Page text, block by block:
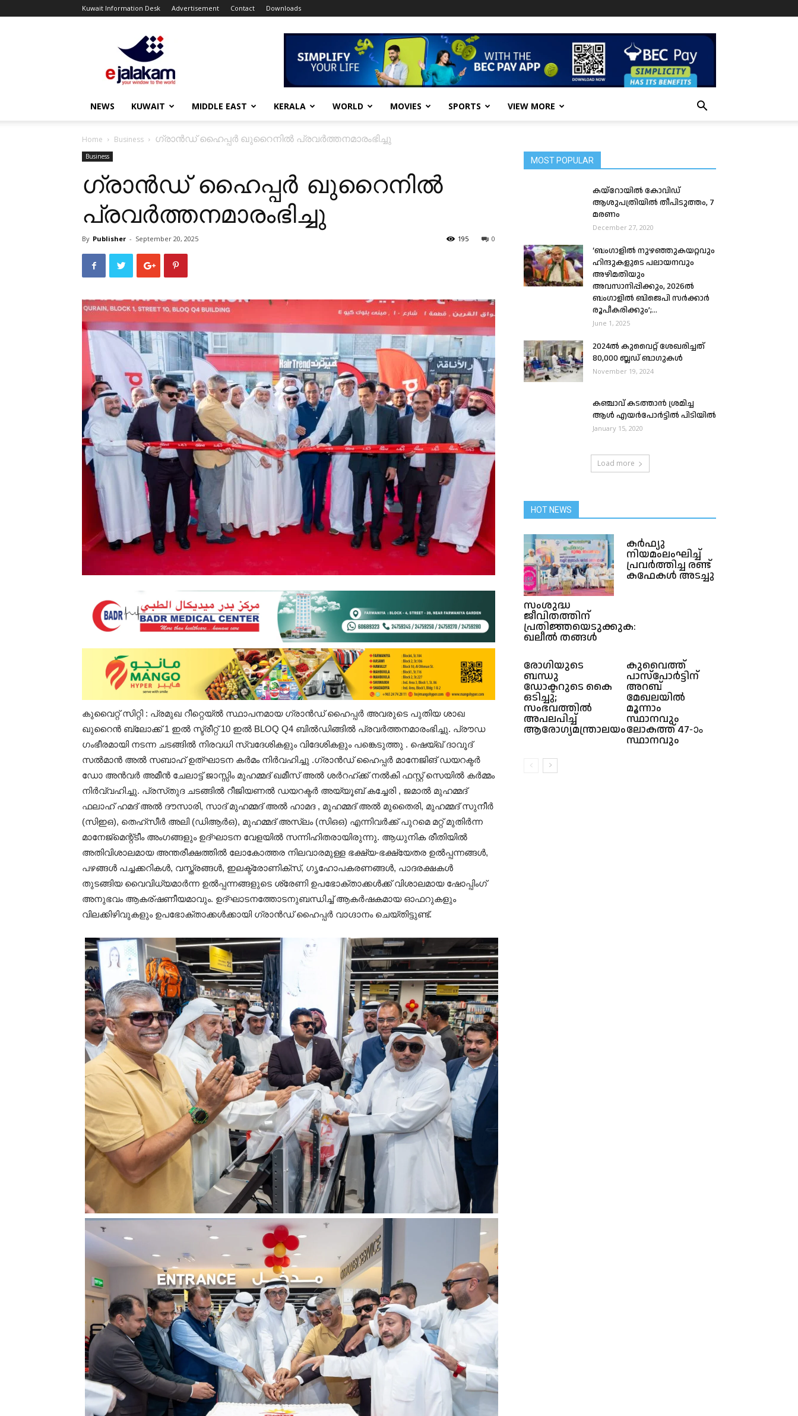
Kuwait Information Desk Advertisement Contact Downloads
ejalakam
NEWS KUWAIT MIDDLE EAST KERALA WORLD MOVIES SPORTS VIEW MORE
Home Business ഗ്രാൻഡ് ഹൈപ്പർ ഖുറൈനിൽ പ്രവർത്തനമാരംഭിച്ചു
Business
ഗ്രാൻഡ് ഹൈപ്പർ ഖുറൈനിൽ
പ്രവർത്തനമാരംഭിച്ചു
By Publisher - September 20, 2025 0
195
കുവൈറ്റ്‌ സിറ്റി : പ്രമുഖ റീറ്റെയ്ൽ സ്ഥാപനമായ ഗ്രാൻഡ് ഹൈപ്പർ അവരുടെ പുതിയ ശാഖ
ഖുറൈൻ ബ്ലോക്ക് 1 ഇൽ സ്ട്രീറ്റ് 10 ഇൽ BLOQ Q4 ബിൽഡിങ്ങിൽ പ്രവർത്തനമാരംഭിച്ചു. പ്രൗഡ
ഗംഭീരമായി നടന്ന ചടങ്ങിൽ നിരവധി സ്വദേശികളും വിദേശികളും പങ്കെടുത്തു . ഷെയ്ഖ് ദാവൂദ്
സൽമാൻ അൽ സബാഹ് ഉത്ഘാടന കർമം നിർവഹിച്ചു .ഗ്രാൻഡ് ഹൈപ്പർ മാനേജിങ് ഡയറക്ടർ
ഡോ അൻവർ അമീൻ ചേലാട്ട് ജാസ്സിം മുഹമ്മദ് ഖമീസ് അൽ ശർറഹ്‌ക്ക് നൽകി ഫസ്റ്റ് സെയിൽ കർമ്മം
നിർവ്വഹിച്ചു. പ്രസ്‌തുദ ചടങ്ങിൽ റീജിയണൽ ഡയറക്ടർ അയ്യൂബ് കച്ചേരി , ജമാൽ മുഹമ്മദ്
ഫലാഹ് ഹമദ് അൽ ദൗസാരി, സാദ് മുഹമ്മദ് അൽ ഹാമദ , മുഹമ്മദ് അൽ മുതൈരി, മുഹമ്മദ് സുനീർ
(സിഇഒ), തെഹ്‌സീർ അലി (ഡിആർഒ), മുഹമ്മദ് അസ്ലം (സിഒഒ) എന്നിവർക്ക് പുറമെ മറ്റ് മുതിർന്ന
മാനേജ്‍മെന്റ്ടീം അംഗങ്ങളും ഉദ്‌ഘാടന വേളയിൽ സന്നിഹിതരായിരുന്നു. ആധുനിക രീതിയിൽ
അതിവിശാലമായ അന്തരീക്ഷത്തിൽ ലോകോത്തര നിലവാരമുള്ള ഭക്ഷ്യ-ഭക്ഷ്യേതര ഉൽപ്പന്നങ്ങൾ,
പഴങ്ങൾ പച്ചക്കറികൾ, വസ്ത്രങ്ങൾ, ഇലക്ട്രോണിക്സ്, ഗൃഹോപകരണങ്ങൾ, പാദരക്ഷകൾ
തുടങ്ങിയ വൈവിധ്യമാർന്ന ഉൽപ്പന്നങ്ങളുടെ ശ്രേണി ഉപഭോക്താക്കൾക്ക് വിശാലമായ ഷോപ്പിംഗ്
അനുഭവം ആകര്ഷണീയമാവും. ഉദ്ഘാടനത്തോടനുബന്ധിച്ച് ആകർഷകമായ ഓഫറുകളും
വിലക്കിഴിവുകളും ഉപഭോക്താക്കൾക്കായി ഗ്രാൻഡ് ഹൈപ്പർ വാഗ്ദാനം ചെയ്തിട്ടുണ്ട്.
MOST POPULAR
ക​യ്റോ​യി​ൽ കോവിഡ്
ആശുപത്രിയിൽ തീപിടുത്തം, 7
മരണം
December 27, 2020
‘ബംഗാളിൽ നുഴഞ്ഞുകയറ്റവും
ഹിന്ദുകളുടെ പലായനവും
അഴിമതിയും
അവസാനിപ്പിക്കും, 2026ൽ
ബംഗാളിൽ ബിജെപി സർക്കാർ
രൂപീകരിക്കും’;...
June 1, 2025
2024ൽ കുവൈറ്റ് ശേഖരിച്ചത്
80,000 ബ്ലഡ് ബാഗുകൾ
November 19, 2024
കഞ്ചാവ് കടത്താൻ ശ്രമിച്ച
ആൾ എയർപോർട്ടിൽ പിടിയിൽ
January 15, 2020
Load more
HOT NEWS
സംശുദ്ധ
ജീവിതത്തിന്
പ്രതിജ്ഞയെടുക്കുക:
ഖലീൽ തങ്ങൾ
കർഫ്യു
നിയമംലംഘിച്ച്
പ്രവർത്തിച്ച രണ്ട്
കഫേകൾ അടച്ചു
രോഗിയുടെ
ബന്ധു
ഡോക്ടറുടെ കൈ
ഒടിച്ചു;
സംഭവത്തിൽ
അപലപിച്ച്
ആരോഗ്യമന്ത്രാലയം
കുവൈത്ത്
പാസ്‌പോർട്ടിന്
അറബ്
മേഖലയിൽ
മൂന്നാം
സ്ഥാനവും
ലോകത്ത് 47-ാം
സ്ഥാനവും